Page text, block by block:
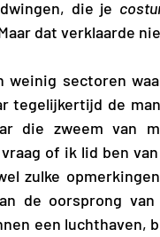
die je
dat verklaarde
sectoren
tegelijkertijd de
die zweem van
of ik lid ben van
zulke
de oorsprong
een luchthaven,